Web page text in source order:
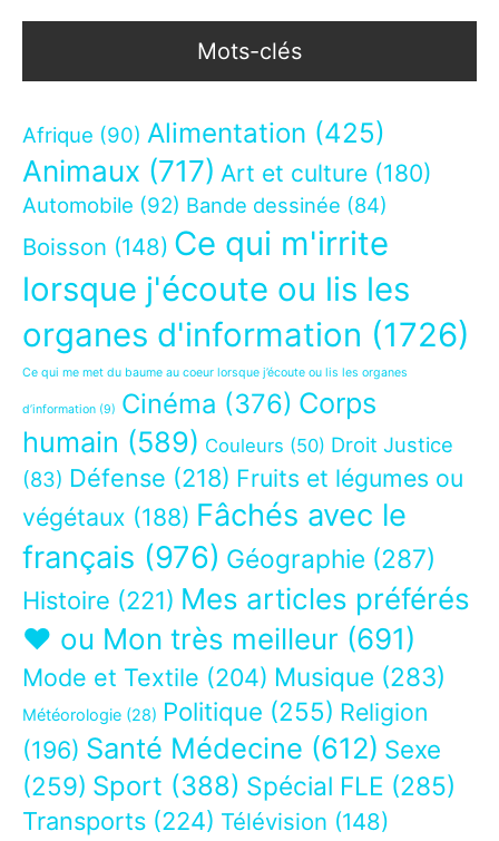
Mots-clés
Afrique (90) Alimentation (425)
Animaux (717) Art et culture (180)
Automobile (92) Bande dessinée (84)
Boisson (148) Ce qui m'irrite
lorsque j'écoute ou lis les
organes d'information (1726)
Ce qui me met du baume au coeur lorsque j’écoute ou lis les organes
d’information (9) Cinéma (376) Corps
humain (589) Couleurs (50) Droit Justice
(83) Défense (218) Fruits et légumes ou
végétaux (188) Fâchés avec le
français (976) Géographie (287)
Histoire (221) Mes articles préférés
❤ ou Mon très meilleur (691)
Mode et Textile (204) Musique (283)
Météorologie (28) Politique (255) Religion
(196) Santé Médecine (612) Sexe
(259) Sport (388) Spécial FLE (285)
Transports (224) Télévision (148)